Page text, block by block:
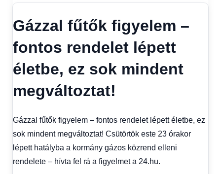
Egyéb,
hírek ,
Gazdaság,
Hírek
1
Hitel
Gázzal fűtők figyelem –
fontos rendelet lépett
életbe, ez sok mindent
megváltoztat!
Gázzal fűtők figyelem – fontos rendelet lépett életbe, ez
sok mindent megváltoztat! Csütörtök este 23 órakor
lépett hatályba a kormány gázos közrend elleni
rendelete – hívta fel rá a figyelmet a 24.hu.